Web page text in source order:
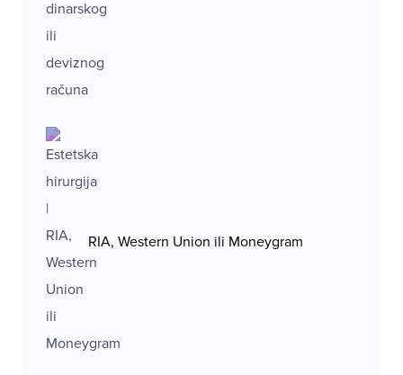
RIA, Western Union ili Moneygram